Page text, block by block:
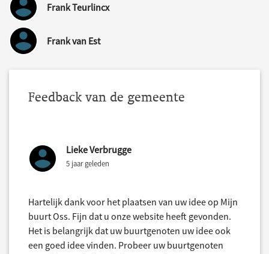
Frank Teurlincx
Frank van Est
Feedback van de gemeente
Lieke Verbrugge
5 jaar geleden
Hartelijk dank voor het plaatsen van uw idee op Mijn
buurt Oss. Fijn dat u onze website heeft gevonden.
Het is belangrijk dat uw buurtgenoten uw idee ook
een goed idee vinden. Probeer uw buurtgenoten